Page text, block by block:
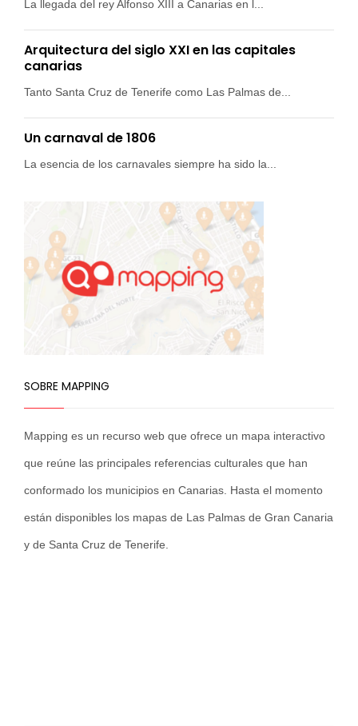
La llegada del rey Alfonso XIII a Canarias en l...
Arquitectura del siglo XXI en las capitales
canarias
Tanto Santa Cruz de Tenerife como Las Palmas de...
Un carnaval de 1806
La esencia de los carnavales siempre ha sido la...
SOBRE MAPPING
Mapping es un recurso web que ofrece un mapa interactivo
que reúne las principales referencias culturales que han
conformado los municipios en Canarias. Hasta el momento
están disponibles los mapas de Las Palmas de Gran Canaria
y de Santa Cruz de Tenerife.